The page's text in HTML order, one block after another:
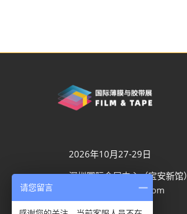
2026年10月27-29日
深圳国际会展中心（宝安新馆）
aaron.ye@rxglobal.com
021-2231 7259
请您留言